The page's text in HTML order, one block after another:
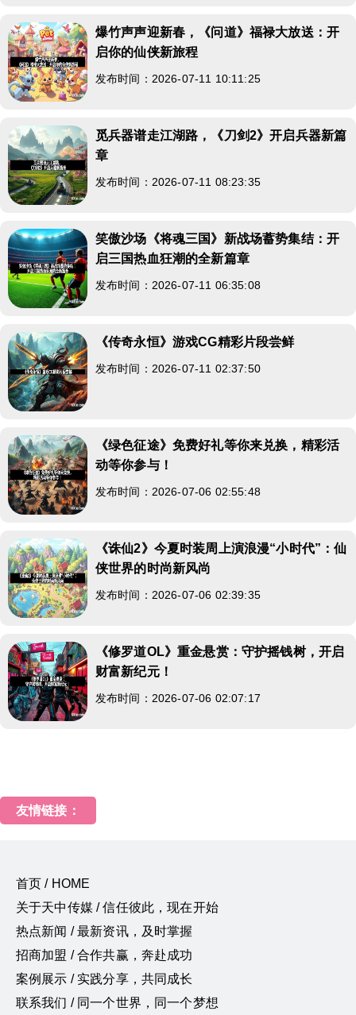
爆竹声声迎新春，《问道》福禄大放送：开
启你的仙侠新旅程
发布时间：2026-07-11 10:11:25
觅兵器谱走江湖路，《刀剑2》开启兵器新篇
章
发布时间：2026-07-11 08:23:35
笑傲沙场《将魂三国》新战场蓄势集结：开
启三国热血狂潮的全新篇章
发布时间：2026-07-11 06:35:08
《传奇永恒》游戏CG精彩片段尝鲜
发布时间：2026-07-11 02:37:50
《绿色征途》免费好礼等你来兑换，精彩活
动等你参与！
发布时间：2026-07-06 02:55:48
《诛仙2》今夏时装周上演浪漫“小时代”：仙
侠世界的时尚新风尚
发布时间：2026-07-06 02:39:35
《修罗道OL》重金悬赏：守护摇钱树，开启
财富新纪元！
发布时间：2026-07-06 02:07:17
友情链接：
首页 / HOME
关于天中传媒 / 信任彼此，现在开始
热点新闻 / 最新资讯，及时掌握
招商加盟 / 合作共赢，奔赴成功
案例展示 / 实践分享，共同成长
联系我们 / 同一个世界，同一个梦想